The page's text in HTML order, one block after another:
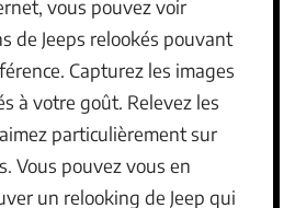
vous pouvez voir
de Jeeps relookés pouvant
Capturez les images
à votre goût. Relevez les
particulièrement sur
Vous pouvez vous en
un relooking de Jeep qui